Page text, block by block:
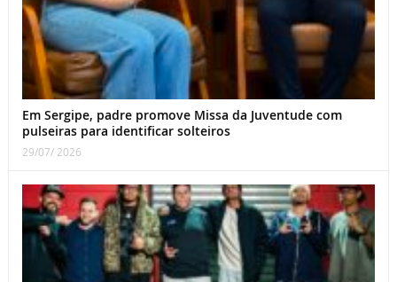
Em Sergipe, padre promove Missa da Juventude com
pulseiras para identificar solteiros
29/07/ 2026